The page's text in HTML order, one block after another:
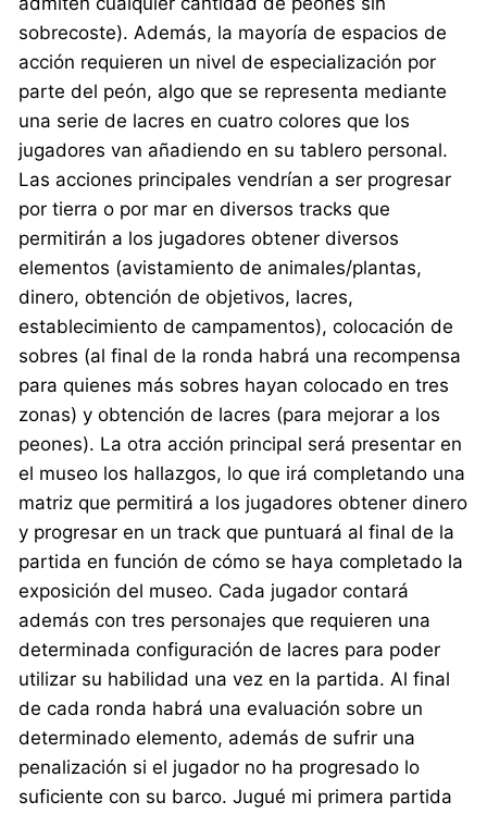
sobrecoste). Además, la mayoría de espacios de
acción requieren un nivel de especialización por
parte del peón, algo que se representa mediante
una serie de lacres en cuatro colores que los
jugadores van añadiendo en su tablero personal.
Las acciones principales vendrían a ser progresar
por tierra o por mar en diversos tracks que
permitirán a los jugadores obtener diversos
elementos (avistamiento de animales/plantas,
dinero, obtención de objetivos, lacres,
establecimiento de campamentos), colocación de
sobres (al final de la ronda habrá una recompensa
para quienes más sobres hayan colocado en tres
zonas) y obtención de lacres (para mejorar a los
peones). La otra acción principal será presentar en
el museo los hallazgos, lo que irá completando una
matriz que permitirá a los jugadores obtener dinero
y progresar en un track que puntuará al final de la
partida en función de cómo se haya completado la
exposición del museo. Cada jugador contará
además con tres personajes que requieren una
determinada configuración de lacres para poder
utilizar su habilidad una vez en la partida. Al final
de cada ronda habrá una evaluación sobre un
determinado elemento, además de sufrir una
penalización si el jugador no ha progresado lo
suficiente con su barco. Jugué mi primera partida